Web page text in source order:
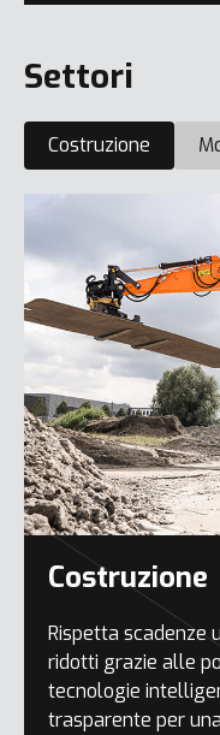
Settori
Costruzione
Costruzione
Rispetta scadenze
ridotti grazie alle
tecnologie
trasparente per